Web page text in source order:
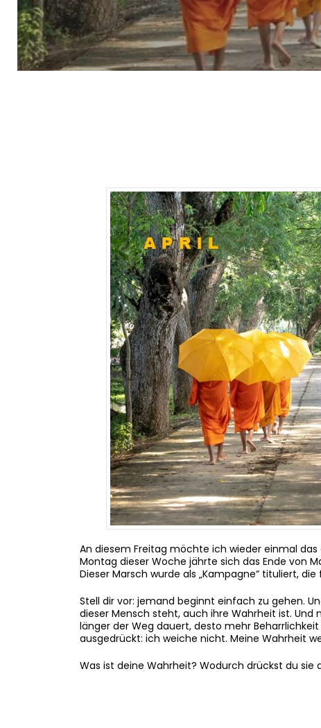
An diesem Freitag möchte ich wieder einmal
Montag dieser Woche jährte sich das Ende von
Dieser Marsch wurde als „Kampagne“ tituliert, die
Stell dir vor: jemand beginnt einfach zu gehen.
dieser Mensch steht, auch ihre Wahrheit ist.
länger der Weg dauert, desto mehr
ausgedrückt: ich weiche nicht. Meine Wahrheit
Was ist deine Wahrheit? Wodurch drückst du sie